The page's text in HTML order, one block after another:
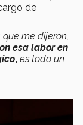
de
que me dijeron,
esa labor en
, es todo un